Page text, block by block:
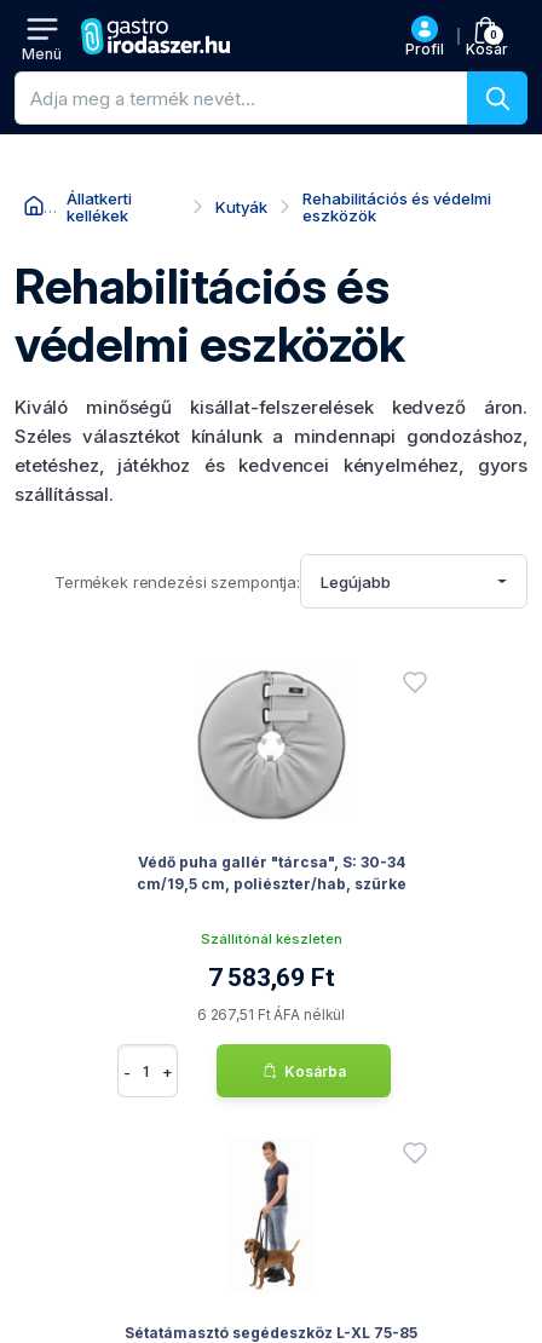
Menü Profil
0
Kosár
Termékkeresés
Állatkerti
kellékek
Kutyák
Rehabilitációs és védelmi
eszközök
Rehabilitációs és
védelmi eszközök
Kiváló minőségű kisállat-felszerelések kedvező áron.
Széles választékot kínálunk a mindennapi gondozáshoz,
etetéshez, játékhoz és kedvencei kényelméhez, gyors
szállítással.
Termékek rendezési szempontja: Legújabb
Védő puha gallér "tárcsa", S: 30-34
cm/19,5 cm, poliészter/hab, szürke
Szállítónál készleten
7 583,69 Ft
6 267,51 Ft ÁFA nélkül
- + Kosárba
Sétatámasztó segédeszköz L-XL 75-85